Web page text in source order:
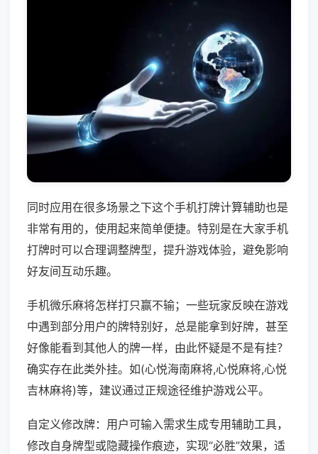
同时应用在很多场景之下这个手机打牌计算辅助也是
非常有用的，使用起来简单便捷。特别是在大家手机
打牌时可以合理调整牌型，提升游戏体验，避免影响
好友间互动乐趣。
手机微乐麻将怎样打只赢不输；一些玩家反映在游戏
中遇到部分用户的牌特别好，总是能拿到好牌，甚至
好像能看到其他人的牌一样，由此怀疑是不是有挂？
确实存在此类外挂。如(心悦海南麻将,心悦麻将,心悦
吉林麻将)等，建议通过正规途径维护游戏公平。
自定义修改牌：用户可输入需求生成专用辅助工具，
修改自身牌型或隐藏操作痕迹，实现“必胜”效果，适